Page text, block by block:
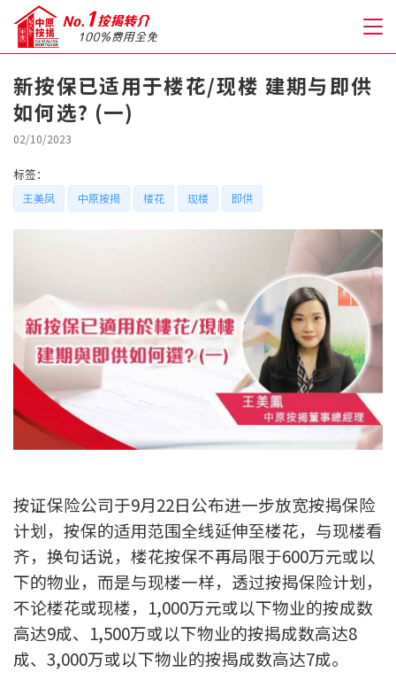
关于我们
人才房贷・开户优惠
私人贷款
优惠礼遇
新盘优越按揭优惠
推荐齐齐友赏
按揭工具
按揭计算
转按计算
新按保已适用于楼花/现楼 建期与即供
如何选? (一)
02/10/2023
标签：
王美凤 中原按揭 楼花 现楼 即供
按证保险公司于9月22日公布进一步放宽按揭保险
计划，按保的适用范围全线延伸至楼花，与现楼看
齐，换句话说，楼花按保不再局限于600万元或以
下的物业，而是与现楼一样，透过按揭保险计划，
不论楼花或现楼，1,000万元或以下物业的按成数
高达9成、1,500万或以下物业的按揭成数高达8
成、3,000万或以下物业的按揭成数高达7成。